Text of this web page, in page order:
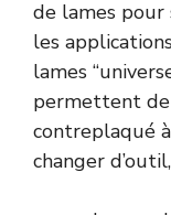
de lames pour
les
lames
permettent de
contreplaqué
changer